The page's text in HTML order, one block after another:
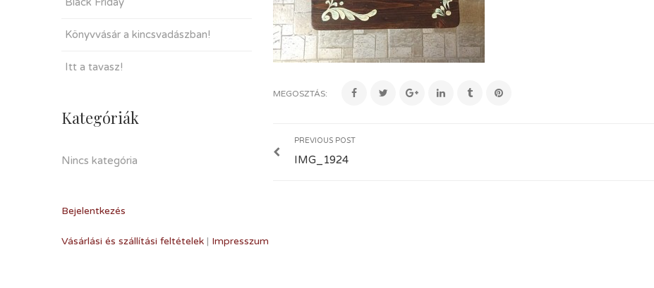
Könyvvásár a kincsvadászban!
Itt a tavasz!
Kategóriák
Nincs kategória
Bejelentkezés
MEGOSZTÁS:
PREVIOUS POST
IMG_1924
Vásárlási és szállítási feltételek | Impresszum